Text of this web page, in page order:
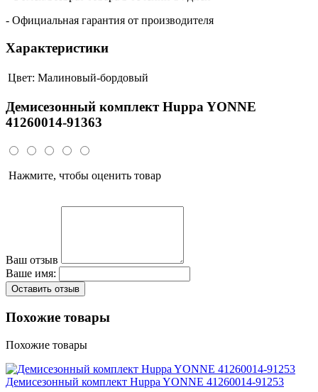
- Официальная гарантия от производителя
Характеристики
Цвет: Малиновый-бордовый
Демисезонный комплект Huppa YONNE
41260014-91363
Нажмите, чтобы оценить товар
Ваш отзыв
Ваше имя:
Оставить отзыв
Похожие товары
Похожие товары
Демисезонный комплект Huppa YONNE 41260014-91253